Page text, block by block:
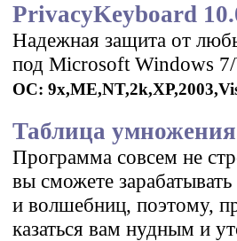
PrivacyKeyboard
Надежная защита от
под Microsoft Windows 7/
ОС:
Таблица
Программа совсем не
вы сможете
и волшебниц, поэтому,
казаться вам нудным и